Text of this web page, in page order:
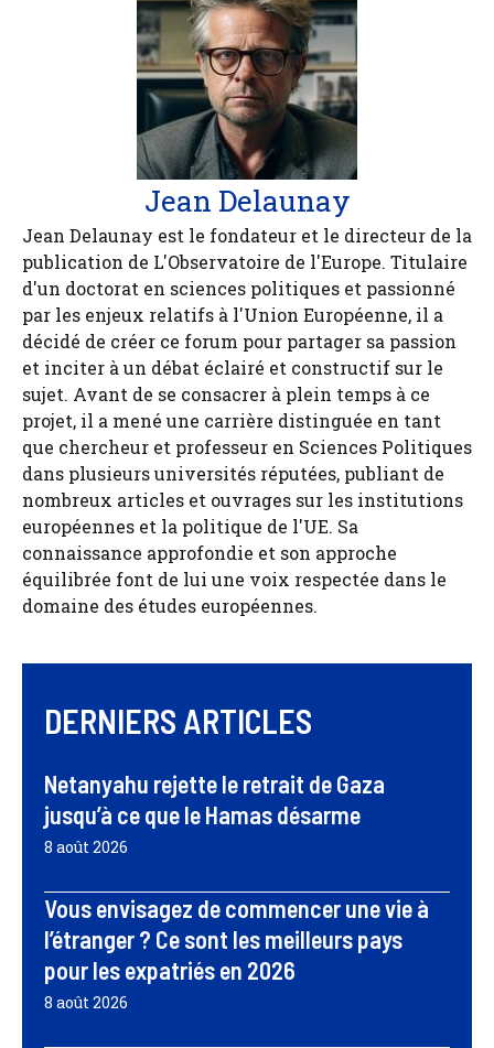
Jean Delaunay
Jean Delaunay est le fondateur et le directeur de la
publication de L'Observatoire de l'Europe. Titulaire
d'un doctorat en sciences politiques et passionné
par les enjeux relatifs à l'Union Européenne, il a
décidé de créer ce forum pour partager sa passion
et inciter à un débat éclairé et constructif sur le
sujet. Avant de se consacrer à plein temps à ce
projet, il a mené une carrière distinguée en tant
que chercheur et professeur en Sciences Politiques
dans plusieurs universités réputées, publiant de
nombreux articles et ouvrages sur les institutions
européennes et la politique de l'UE. Sa
connaissance approfondie et son approche
équilibrée font de lui une voix respectée dans le
domaine des études européennes.
DERNIERS ARTICLES
Netanyahu rejette le retrait de Gaza
jusqu’à ce que le Hamas désarme
8 août 2026
Vous envisagez de commencer une vie à
l’étranger ? Ce sont les meilleurs pays
pour les expatriés en 2026
8 août 2026